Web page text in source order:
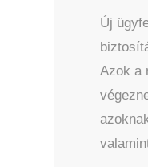
Új
Azok a